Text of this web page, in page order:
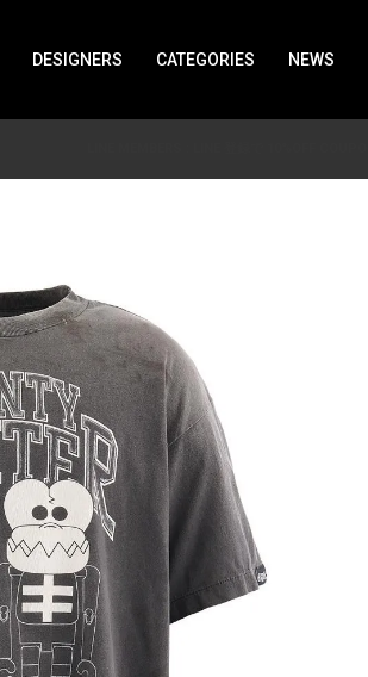
DESIGNERS CATEGORIES NEWS